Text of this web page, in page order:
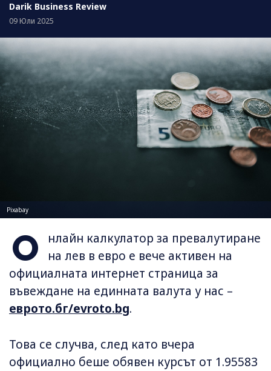
Darik Business Review
09 Юли 2025
Pixabay
О
нлайн калкулатор за превалутиране
на лев в евро е вече активен на
официалната интернет страница за
въвеждане на единната валута у нас –
еврото.бг/evroto.bg.
Това се случва, след като вчера
официално беше обявен курсът от 1.95583